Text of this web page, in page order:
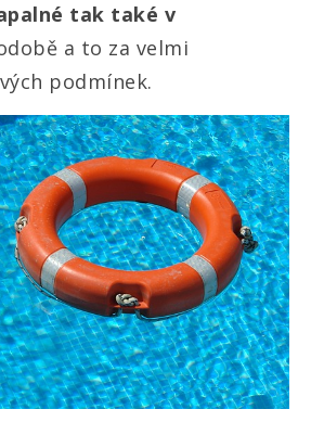
tak také v
a to za velmi
podmínek.